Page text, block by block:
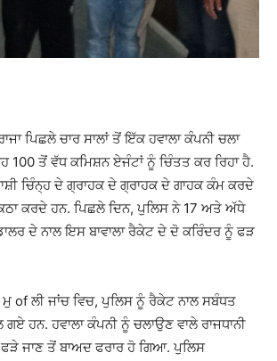
ਪਿਛਲੇ ਚਾਰ ਸਾਲਾਂ ਤੋਂ ਇੱਕ ਹਵਾਲਾ ਕੰਪਨੀ ਚਲਾ
100 ਤੋਂ ਵੱਧ ਕਮਿਸ਼ਨ ਏਜੰਟਾਂ ਨੂੰ ਚਿੰਤਤ ਕਰ ਰਿਹਾ ਹੈ.
ਚਿੰਨ੍ਹ ਦੇ ਗ੍ਰਾਹਕ ਦੇ ਗ੍ਰਾਹਕ ਦੇ ਗਾਹਕ ਕੰਮ ਕਰਦੇ
ਕਰਦੇ ਹਨ. ਪਿਛਲੇ ਦਿਨ, ਪੁਲਿਸ ਨੇ 17 ਅਤੇ ਅੱਧੇ
ਦੇ ਨਾਲ ਇਸ ਬਾਵਾਲਾ ਰੈਕੇਟ ਦੇ ਦੋ ਕਰਿੰਦਰ ਨੂੰ ਫੜ
of ਲੀ ਜਾਂਚ ਵਿਚ, ਪੁਲਿਸ ਨੂੰ ਰੈਕੇਟ ਨਾਲ ਸਬੰਧਤ
ਹਨ. ਹਵਾਲਾ ਕੰਪਨੀ ਨੂੰ ਚਲਾਉਣ ਵਾਲੇ ਰਾਜਧਾਨੀ
ਜਾਣ ਤੋਂ ਬਾਅਦ ਫਰਾਰ ਹੋ ਗਿਆ. ਪੁਲਿਸ